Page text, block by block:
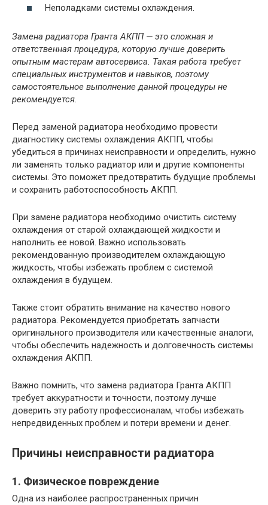
Неполадками системы охлаждения.
Замена радиатора Гранта АКПП — это сложная и
ответственная процедура, которую лучше доверить
опытным мастерам автосервиса. Такая работа требует
специальных инструментов и навыков, поэтому
самостоятельное выполнение данной процедуры не
рекомендуется.
Перед заменой радиатора необходимо провести
диагностику системы охлаждения АКПП, чтобы
убедиться в причинах неисправности и определить, нужно
ли заменять только радиатор или и другие компоненты
системы. Это поможет предотвратить будущие проблемы
и сохранить работоспособность АКПП.
При замене радиатора необходимо очистить систему
охлаждения от старой охлаждающей жидкости и
наполнить ее новой. Важно использовать
рекомендованную производителем охлаждающую
жидкость, чтобы избежать проблем с системой
охлаждения в будущем.
Также стоит обратить внимание на качество нового
радиатора. Рекомендуется приобретать запчасти
оригинального производителя или качественные аналоги,
чтобы обеспечить надежность и долговечность системы
охлаждения АКПП.
Важно помнить, что замена радиатора Гранта АКПП
требует аккуратности и точности, поэтому лучше
доверить эту работу профессионалам, чтобы избежать
непредвиденных проблем и потери времени и денег.
Причины неисправности радиатора
1. Физическое повреждение
Одна из наиболее распространенных причин